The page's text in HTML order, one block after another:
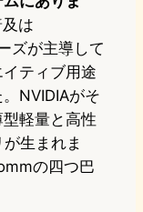
は
ズが主導して
ティブ用途
NVIDIAがそ
軽量と高性
生まれま
の四つ巴